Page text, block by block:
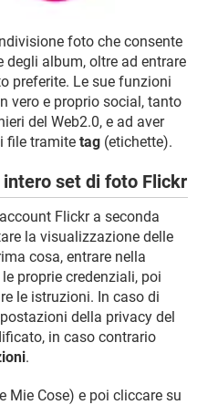
FACEBOOK
foto che consente
degli album, oltre ad entrare
preferite. Le sue funzioni
vero e proprio social, tanto
del Web2.0, e ad aver
file tramite tag (etichette).
set di foto Flickr
Flickr a seconda
la visualizzazione delle
cosa, entrare nella
le proprie credenziali, poi
le istruzioni. In caso di
della privacy del
in caso contrario
.
Mie Cose) e poi cliccare su